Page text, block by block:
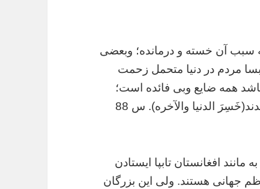
سبب آن خسته و درمانده؛ وبعضی
بسا مردم در دنیا متحمل زحمت
همه ضایع وبی فائده است؛
دراینجا هم رنج بردندو آنجا نیزگرفتار مصیبت ماندند(خَسِرَ الدنیا والآخره). س 88
افغانستان تابپا ایستادن
جهانی هستند. ولی این بزرگان